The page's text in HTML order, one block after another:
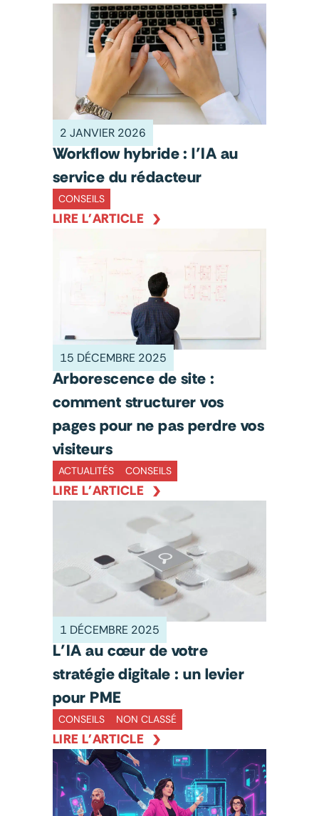
2 JANVIER 2026
Workflow hybride : l’IA au
service du rédacteur
CONSEILS
LIRE L'ARTICLE
15 DÉCEMBRE 2025
Arborescence de site :
comment structurer vos
pages pour ne pas perdre vos
visiteurs
ACTUALITÉS CONSEILS
LIRE L'ARTICLE
1 DÉCEMBRE 2025
L’IA au cœur de votre
stratégie digitale : un levier
pour PME
CONSEILS NON CLASSÉ
LIRE L'ARTICLE